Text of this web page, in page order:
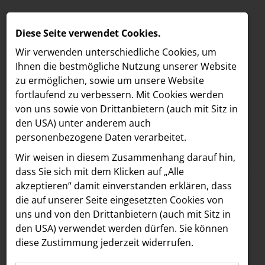
MELDUNGEN
LOEBELL NORDBERG
INNER
aehre
Astoria Artshow
B/S/H Hausgeräte
Meldungen / Unibail-Rodamco-Westfield
Text Bilder
12.01.2017
UNIBAIL-RODAMCO,
NIANTIC UND
Diese Seite verwendet Cookies.
Wir verwenden unterschiedliche Cookies, um
Ihnen die best­mögliche Nutzung unserer Website
zu ermöglichen, sowie um unsere Website
fortlaufend zu verbessern. Mit Cookies werden
von uns sowie von Drittanbietern (auch mit Sitz in
den USA) unter anderem auch
personenbezogene Daten verarbeitet.
Wir weisen in diesem Zusammenhang darauf hin,
dass Sie sich mit dem Klicken auf „Alle
akzeptieren“ damit ein­ver­standen erklären, dass
die auf unserer Seite eingesetzten Cookies von
uns und von den Drittanbietern (auch mit Sitz in
den USA) verwendet werden dürfen. Sie können
diese Zustimmung jederzeit widerrufen.